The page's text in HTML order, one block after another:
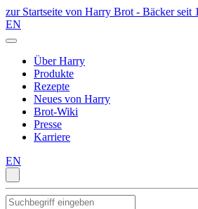
zur Startseite von Harry Brot - Bäcker seit
EN
Über Harry
Produkte
Rezepte
Neues von Harry
Brot-Wiki
Presse
Karriere
EN